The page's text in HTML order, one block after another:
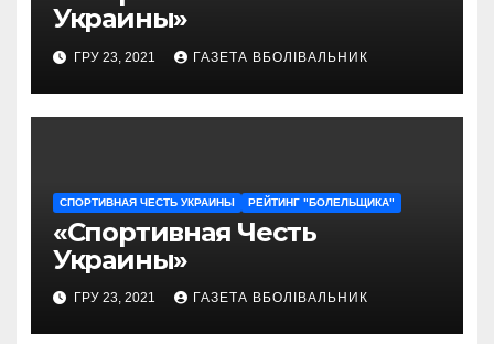
Украины»
ГРУ 23, 2021 ГАЗЕТА ВБОЛІВАЛЬНИК
СПОРТИВНАЯ ЧЕСТЬ УКРАИНЫ РЕЙТИНГ "БОЛЕЛЬЩИКА"
«Спортивная Честь
Украины»
ГРУ 23, 2021 ГАЗЕТА ВБОЛІВАЛЬНИК